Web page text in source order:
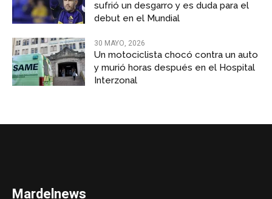
sufrió un desgarro y es duda para el
debut en el Mundial
30 MAYO, 2026
Un motociclista chocó contra un auto
y murió horas después en el Hospital
Interzonal
Mardelnews